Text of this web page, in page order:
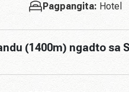
Pagpangita: Hotel
(1400m) ngadto sa